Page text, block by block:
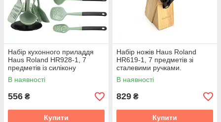
Набір кухонного приладдя
Haus Roland HR928-1, 7
предметів із силікону
В наявності
556 ₴
Купити
Набір ножів Haus Roland
HR619-1, 7 предметів зі
сталевими ручками.
Сріблястий (HR619-1)
В наявності
829 ₴
Купити